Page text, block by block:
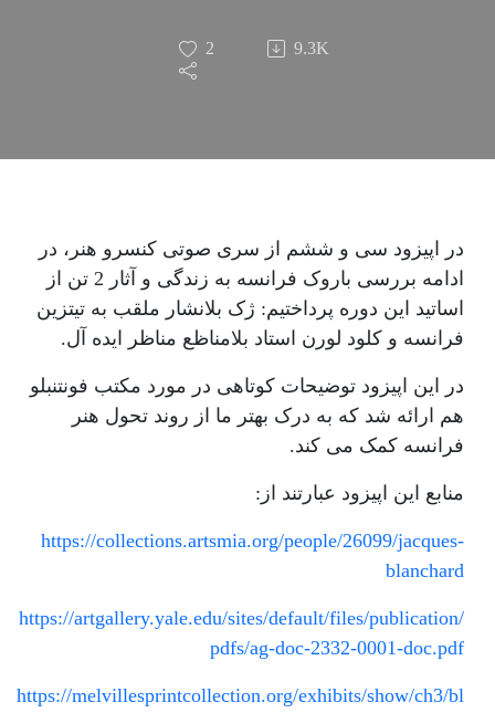
شیفتگان
رنگ و
کلود
لورن
2 9.3K
در اپیزود سی و ششم از سری صوتی کنسرو هنر، در
ادامه بررسی باروک فرانسه به زندگی و آثار 2 تن از
اساتید این دوره پرداختیم: ژک بلانشار ملقب به تیتزین
فرانسه و کلود لورن استاد بلامناظع مناظر ایده آل.
در این اپیزود توضیحات کوتاهی در مورد مکتب فونتنبلو
هم ارائه شد که به درک بهتر ما از روند تحول هنر
فرانسه کمک می کند.
منابع این اپیزود عبارتند از:
https://collections.artsmia.org/people/26099/jacques-
blanchard
https://artgallery.yale.edu/sites/default/files/publication/
pdfs/ag-doc-2332-0001-doc.pdf
https://melvillesprintcollection.org/exhibits/show/ch3/bl